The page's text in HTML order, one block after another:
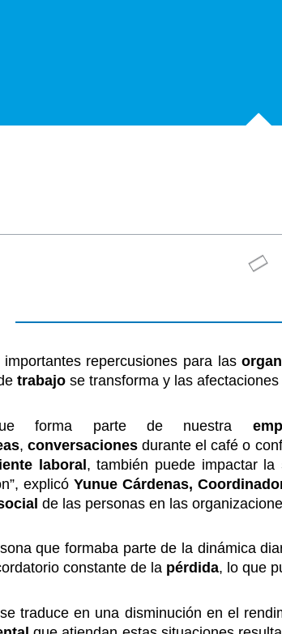
importantes repercusiones para las
trabajo se transforma y las
forma parte de nuestra
,conversacionesdurante el café o
laboral, también puede impactar la
explicó Yunue Cárdenas,
de las personas en las
que formaba parte de la dinámica
constante de la pérdida, lo que
traduce en una disminución en el